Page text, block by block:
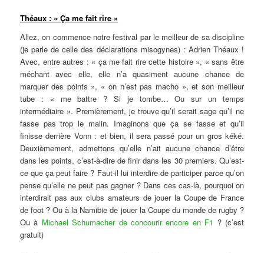
Théaux : « Ça me fait rire »
Allez, on commence notre festival par le meilleur de sa discipline
(je parle de celle des déclarations misogynes) : Adrien Théaux !
Avec, entre autres : « ça me fait rire cette histoire », « sans être
méchant avec elle, elle n’a quasiment aucune chance de
marquer des points », « on n’est pas macho », et son meilleur
tube : « me battre ? Si je tombe… Ou sur un temps
intermédiaire ». Premièrement, je trouve qu’il serait sage qu’il ne
fasse pas trop le malin. Imaginons que ça se fasse et qu’il
finisse derrière Vonn : et bien, il sera passé pour un gros kéké.
Deuxièmement, admettons qu’elle n’ait aucune chance d’être
dans les points, c’est-à-dire de finir dans les 30 premiers. Qu’est-
ce que ça peut faire ? Faut-il lui interdire de participer parce qu’on
pense qu’elle ne peut pas gagner ? Dans ces cas-là, pourquoi on
interdirait pas aux clubs amateurs de jouer la Coupe de France
de foot ? Ou à la Namibie de jouer la Coupe du monde de rugby ?
Ou à Michael Schumacher de concourir encore en F1 ? (c’est
gratuit)